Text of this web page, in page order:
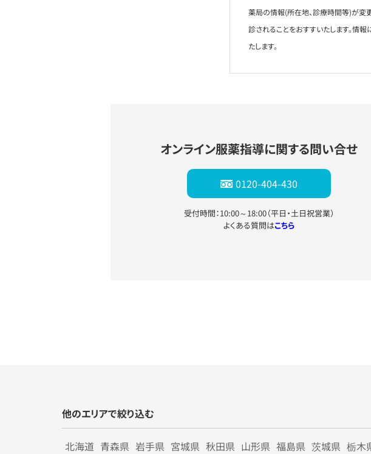
薬局の情報(所在地、診療時間等)が変
診されることをおすすいたします。情
たします。
オンライン服薬指導に関する問い合せ
0120-404-430
受付時間：10:00～18:00（平日・土日祝営業）
よくある質問はこちら
他のエリアで絞り込む
北海道 青森県 岩手県 宮城県 秋田県 山形県 福島県 茨城県 栃木